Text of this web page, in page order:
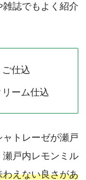
誌でもよく紹介
仕込
ーム仕込
トレーゼが瀬戸
戸内レモンミル
えない良さがあ